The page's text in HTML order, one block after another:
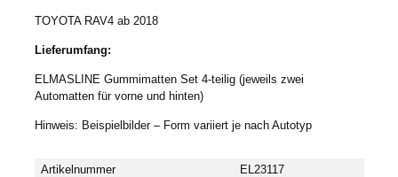
TOYOTA RAV4 ab 2018
Lieferumfang:
ELMASLINE Gummimatten Set 4-teilig (jeweils zwei
Automatten für vorne und hinten)
Hinweis: Beispielbilder – Form variiert je nach Autotyp
Artikelnummer EL23117